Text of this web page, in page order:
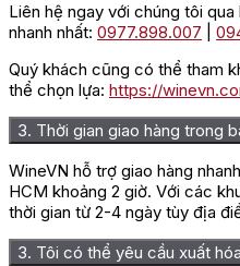
Liên hệ ngay với chúng tôi
nhanh nhất: 0977.898.007
Quý khách cũng có thể tham
thể chọn lựa: https://
3. Thời gian giao hàng trong
WineVN hỗ trợ giao hàng
HCM khoảng 2 giờ. Với các
thời gian từ 2-4 ngày tùy địa
3. Tôi có thể yêu cầu xuất